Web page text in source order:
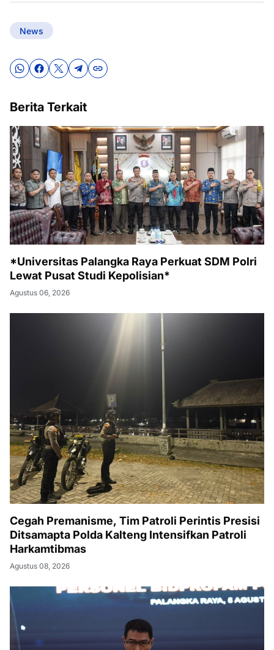
News
Berita Terkait
*Universitas Palangka Raya Perkuat SDM Polri
Lewat Pusat Studi Kepolisian*
Agustus 06, 2026
Cegah Premanisme, Tim Patroli Perintis Presisi
Ditsamapta Polda Kalteng Intensifkan Patroli
Harkamtibmas
Agustus 08, 2026